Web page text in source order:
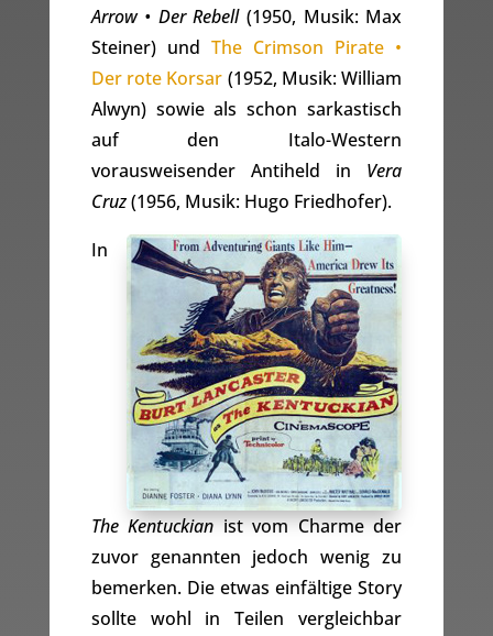
Arrow • Der Rebell(1950, Musik: Max
Steiner) und The Crimson Pirate •
Der rote Korsar (1952, Musik: William
Alwyn) sowie als schon sarkastisch
auf den Italo-Western
vorausweisender Antiheld in Vera
Cruz(1956, Musik: Hugo Friedhofer).
In
The Kentuckianist vom Charme der
zuvor genannten jedoch wenig zu
bemerken. Die etwas einfältige Story
sollte wohl in Teilen vergleichbar